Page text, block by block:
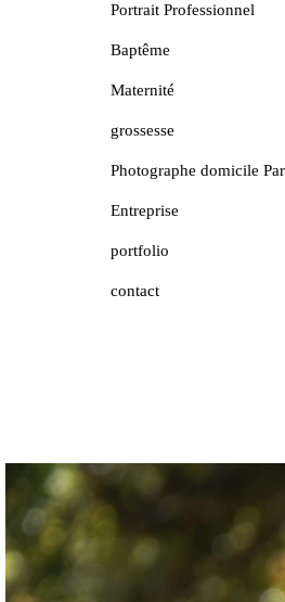
Portrait Professionnel
Baptême
Maternité
grossesse
Photographe domicile
Entreprise
portfolio
contact